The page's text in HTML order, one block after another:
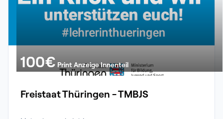
100€ Print Anzeige Innenteil
Freistaat Thüringen - TMBJS